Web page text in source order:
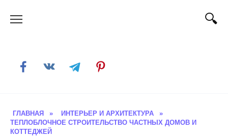
ГЛАВНАЯ » ИНТЕРЬЕР И АРХИТЕКТУРА
»
ТЕПЛОБЛОЧНОЕ СТРОИТЕЛЬСТВО ЧАСТНЫХ ДОМОВ И
КОТТЕДЖЕЙ